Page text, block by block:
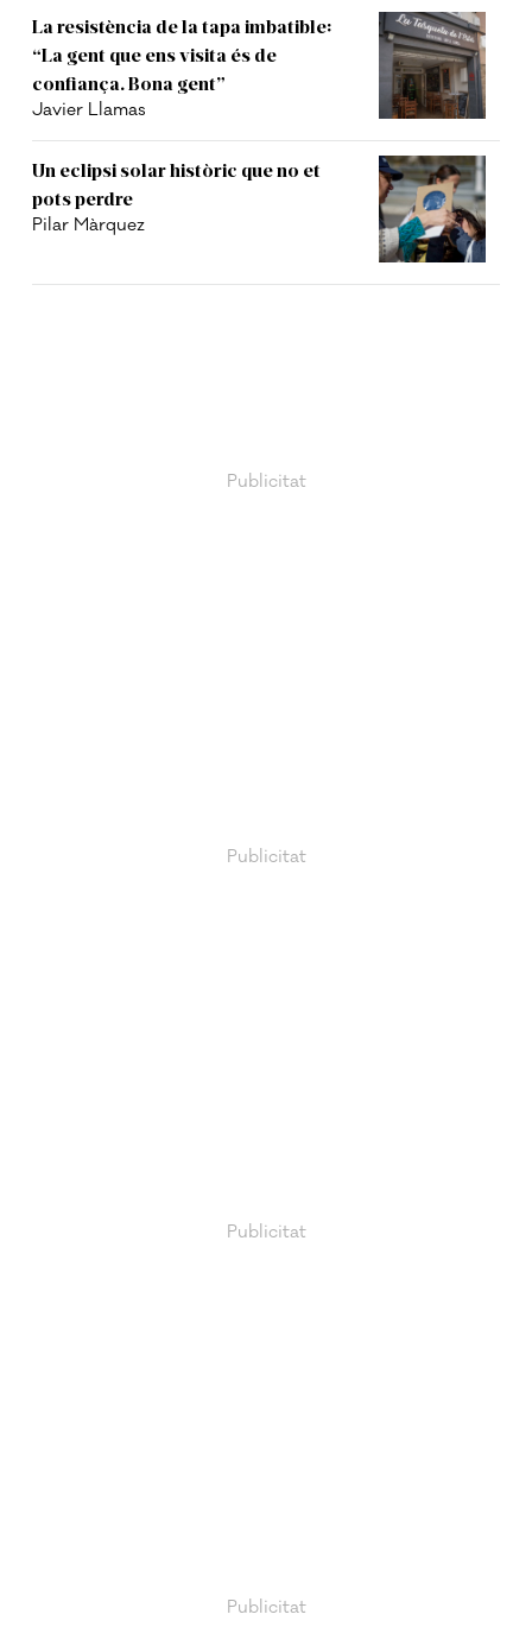
La resistència de la tapa imbatible:
“La gent que ens visita és de
confiança. Bona gent”
Javier Llamas
Un eclipsi solar històric que no et
pots perdre
Pilar Màrquez